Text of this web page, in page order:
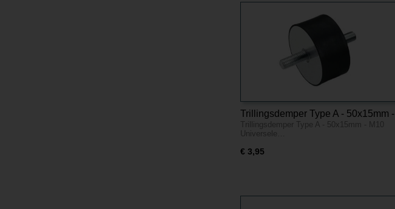
Trillingsdemper Type A - 50x15mm -
M10
Trillingsdemper Type A - 50x15mm - M10
Universele…
€ 3,95